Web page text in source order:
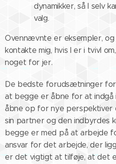
dynamikker, så I selv
valg.
Ovennævnte er eksempler, og
kontakte mig, hvis I er i tvivl
noget for jer.
De bedste forudsætninger
at begge er åbne for at indgå
åbne op for nye perspektiver
sin partner og den indbyrdes
begge er med på at arbejde
ansvar for det arbejde, der
er det vigtigt at tilføje, at det